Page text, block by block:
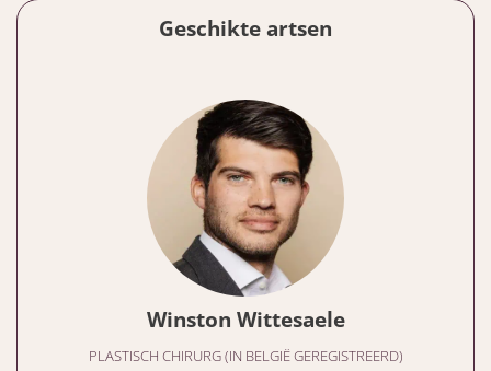
Geschikte artsen
Winston Wittesaele
PLASTISCH CHIRURG (IN BELGIË GEREGISTREERD)